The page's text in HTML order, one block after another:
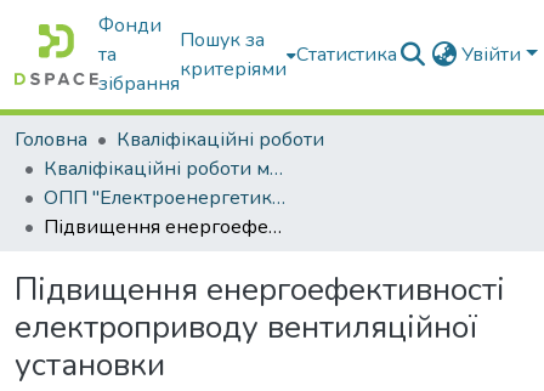
Фонди
та
зібрання
Пошук за
критеріями
Статистика Увійти
Головна
Кваліфікаційні роботи
Кваліфікаційні роботи магістрів
ОПП "Електроенергетика, електротехніка та електромеханіка"
Підвищення енергоефективності електроприводу вентиляційної установки
Підвищення енергоефективності
електроприводу вентиляційної
установки